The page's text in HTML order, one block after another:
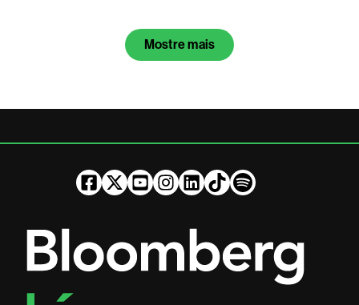
Mostre mais